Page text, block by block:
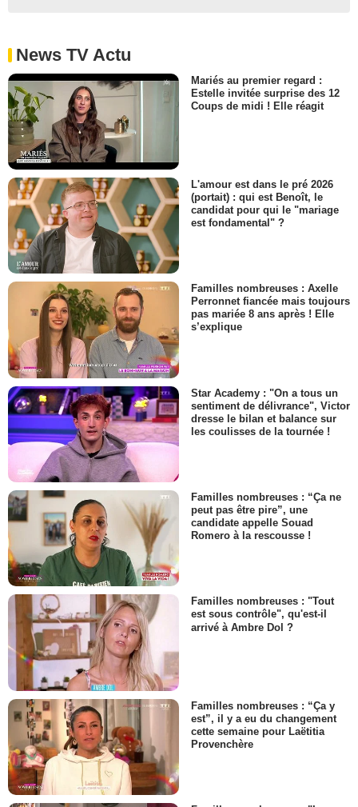
News TV Actu
Mariés au premier regard :
Estelle invitée surprise des 12
Coups de midi ! Elle réagit
L'amour est dans le pré 2026
(portait) : qui est Benoît, le
candidat pour qui le "mariage
est fondamental" ?
Familles nombreuses : Axelle
Perronnet fiancée mais toujours
pas mariée 8 ans après ! Elle
s’explique
Star Academy : "On a tous un
sentiment de délivrance", Victor
dresse le bilan et balance sur
les coulisses de la tournée !
Familles nombreuses : “Ça ne
peut pas être pire”, une
candidate appelle Souad
Romero à la rescousse !
Familles nombreuses : "Tout
est sous contrôle", qu'est-il
arrivé à Ambre Dol ?
Familles nombreuses : “Ça y
est”, il y a eu du changement
cette semaine pour Laëtitia
Provenchère